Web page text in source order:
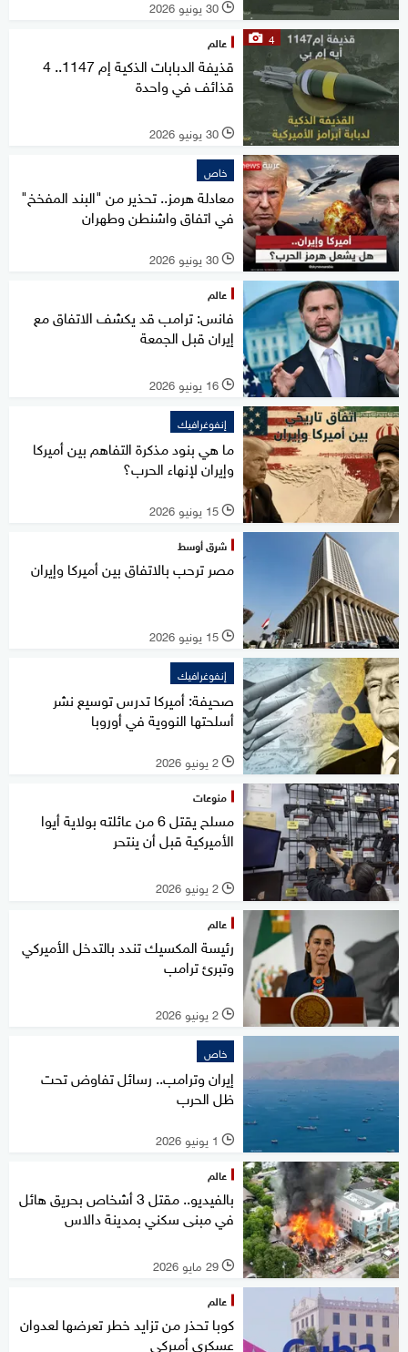
l 30 يونيو 2026
4 عالم
قذيفة الدبابات الذكية إم 1147.. 4
قذائف في واحدة
l 30 يونيو 2026
خاص
معادلة هرمز.. تحذير من "البند المفخخ"
في اتفاق واشنطن وطهران
l 30 يونيو 2026
عالم
فانس: ترامب قد يكشف الاتفاق مع
إيران قبل الجمعة
l 16 يونيو 2026
إنفوغرافيك
ما هي بنود مذكرة التفاهم بين أميركا
وإيران لإنهاء الحرب؟
l 15 يونيو 2026
شرق أوسط
مصر ترحب بالاتفاق بين أميركا وإيران
l 15 يونيو 2026
إنفوغرافيك
صحيفة: أميركا تدرس توسيع نشر
أسلحتها النووية في أوروبا
l 2 يونيو 2026
منوعات
مسلح يقتل 6 من عائلته بولاية أيوا
الأميركية قبل أن ينتحر
l 2 يونيو 2026
عالم
رئيسة المكسيك تندد بالتدخل الأميركي
وتبرئ ترامب
l 2 يونيو 2026
خاص
إيران وترامب.. رسائل تفاوض تحت
ظل الحرب
l 1 يونيو 2026
عالم
بالفيديو.. مقتل 3 أشخاص بحريق هائل
في مبنى سكني بمدينة دالاس
l 29 مايو 2026
عالم
كوبا تحذر من تزايد خطر تعرضها لعدوان
عسكري أميركي